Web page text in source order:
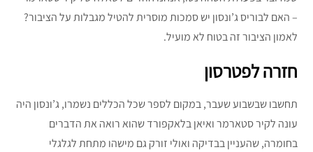
– האם לבוריס ג’ונסון יש סמכות מוסרית להטיל מגבלות על הציבור?
לאמון הציבור זה בטוח לא מועיל.
חזרה לפטרסון
תחשבו שבשבוע שעבר, במקום לספר שכל הכללים נשמרו, ג’ונסון היה
עונה לקיר סטארמר ואיאן בלאקפורד שהוא רואה את הדברים
בחומרה, שהעניין בבדיקה ואולי זורק גם מישהו מתחת לגלגלי